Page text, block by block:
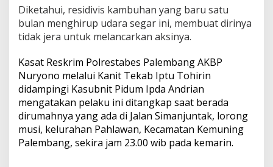
R
e
s
i
i
v
s
P
e
n
c
u
Diketahui, residivis kambuhan yang baru satu
bulan menghirup udara segar ini, membuat dirinya
tidak jera untuk melancarkan aksinya.
Kasat Reskrim Polrestabes Palembang AKBP
Nuryono melalui Kanit Tekab Iptu Tohirin
didampingi Kasubnit Pidum Ipda Andrian
mengatakan pelaku ini ditangkap saat berada
dirumahnya yang ada di Jalan Simanjuntak, lorong
musi, kelurahan Pahlawan, Kecamatan Kemuning
Palembang, sekira jam 23.00 wib pada kemarin.